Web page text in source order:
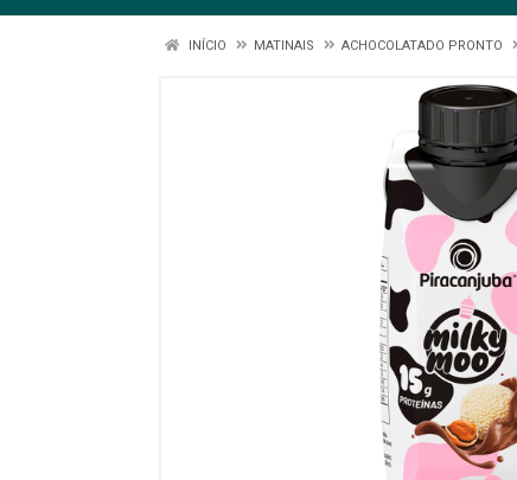
INÍCIO MATINAIS ACHOCOLATADO PRONTO